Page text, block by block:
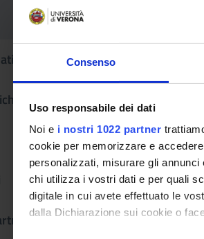
Consenso
Uso responsabile dei dati
Noi e i nostri 1022 partner
cookie per memorizzare e
personalizzati, misurare gli
chi utilizza i vostri dati e per quali
digitale in cui avete effettuato le
dalla Dichiarazione sui cookie o
CLA
Codice insegnamento
4S00900
Claudio Giunta
Lingua di erogazione
Italiano
Periodo
II sem Trento dal 13 feb